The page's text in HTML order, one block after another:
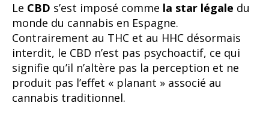
Le CBD s’est imposé comme la star légale du
monde du cannabis en Espagne.
Contrairement au THC et au HHC désormais
interdit, le CBD n’est pas psychoactif, ce qui
signifie qu’il n’altère pas la perception et ne
produit pas l’effet « planant » associé au
cannabis traditionnel.